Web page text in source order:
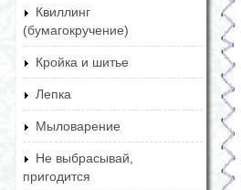
Квиллинг
(бумагокручение)
Кройка и шитье
Лепка
Мыловарение
Не выбрасывай,
пригодится